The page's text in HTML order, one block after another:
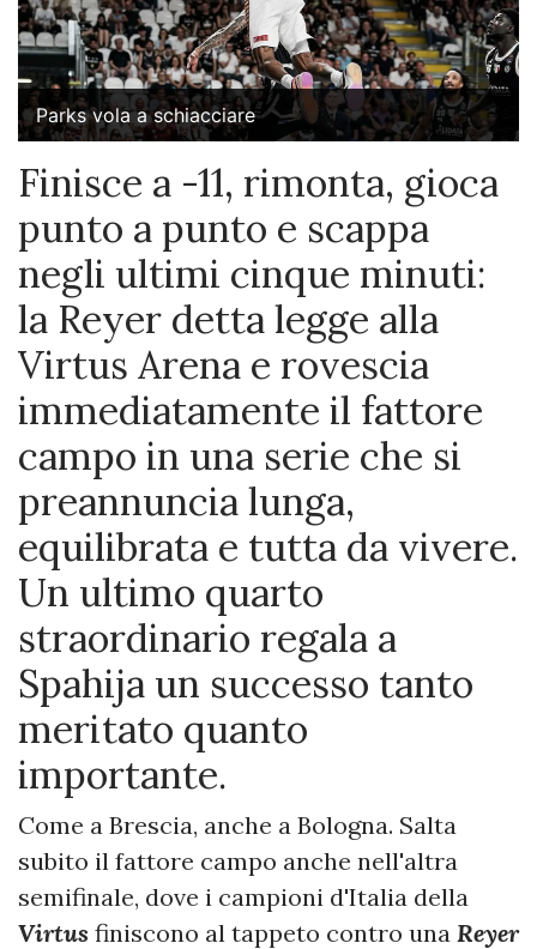
Parks vola a schiacciare
Finisce a -11, rimonta, gioca
punto a punto e scappa
negli ultimi cinque minuti:
la Reyer detta legge alla
Virtus Arena e rovescia
immediatamente il fattore
campo in una serie che si
preannuncia lunga,
equilibrata e tutta da vivere.
Un ultimo quarto
straordinario regala a
Spahija un successo tanto
meritato quanto
importante.
Come a Brescia, anche a Bologna. Salta
subito il fattore campo anche nell'altra
semifinale, dove i campioni d'Italia della
Virtus finiscono al tappeto contro una Reyer